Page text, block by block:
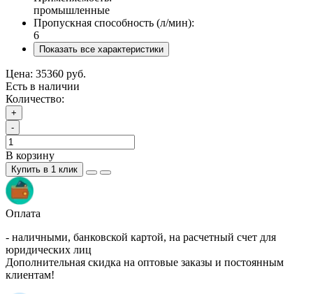
промышленные
Пропускная способность (л/мин):
6
Показать все характеристики
Цена: 35360 руб.
Есть в наличии
Количество:
+
-
В корзину
Купить в 1 клик
Оплата
- наличными, банковской картой, на расчетный счет для
юридических лиц
Дополнительная скидка на оптовые заказы и постоянным
клиентам!